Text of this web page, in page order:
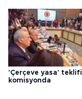
'Çerçeve yasa' teklifi
komisyonda